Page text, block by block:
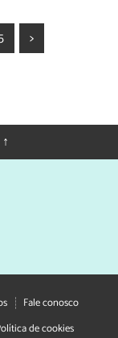
>
Fale conosco
de cookies